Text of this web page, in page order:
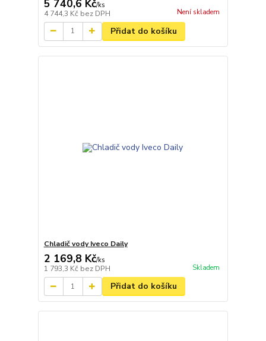
5 740,6 Kč/ks
4 744,3 Kč bez DPH Není skladem
Přidat do košíku
Chladič vody Iveco Daily
2 169,8 Kč/ks
1 793,3 Kč bez DPH Skladem
Přidat do košíku